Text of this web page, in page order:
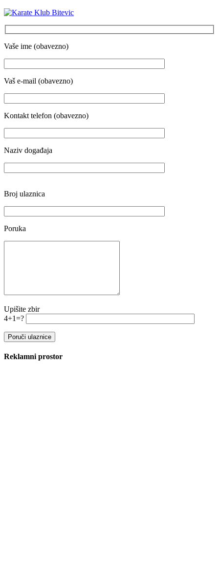
Vaše ime (obavezno)
Vaš e-mail (obavezno)
Kontakt telefon (obavezno)
Naziv događaja
Broj ulaznica
Poruka
Upišite zbir
4+1=?
Reklamni prostor